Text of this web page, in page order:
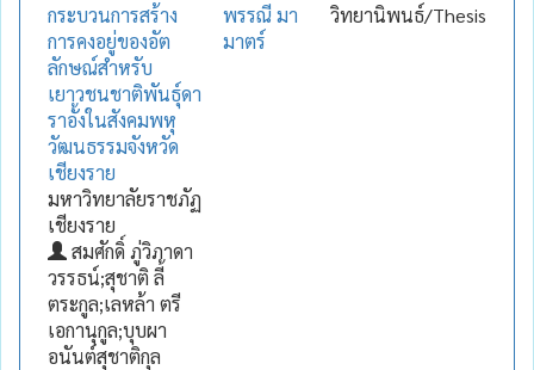
กระบวนการสร้าง
การคงอยู่ของอัต
ลักษณ์สำหรับ
เยาวชนชาติพันธุ์ดา
ราอั้งในสังคมพหุ
วัฒนธรรมจังหวัด
เชียงราย
มหาวิทยาลัยราชภัฏ
เชียงราย
สมศักดิ์ ภู่วิภาดา
วรรธน์;สุชาติ ลี้
ตระกูล;เลหล้า ตรี
เอกานุกูล;บุบผา
อนันต์สุชาติกุล
พรรณี มา
มาตร์
วิทยานิพนธ์/Thesis